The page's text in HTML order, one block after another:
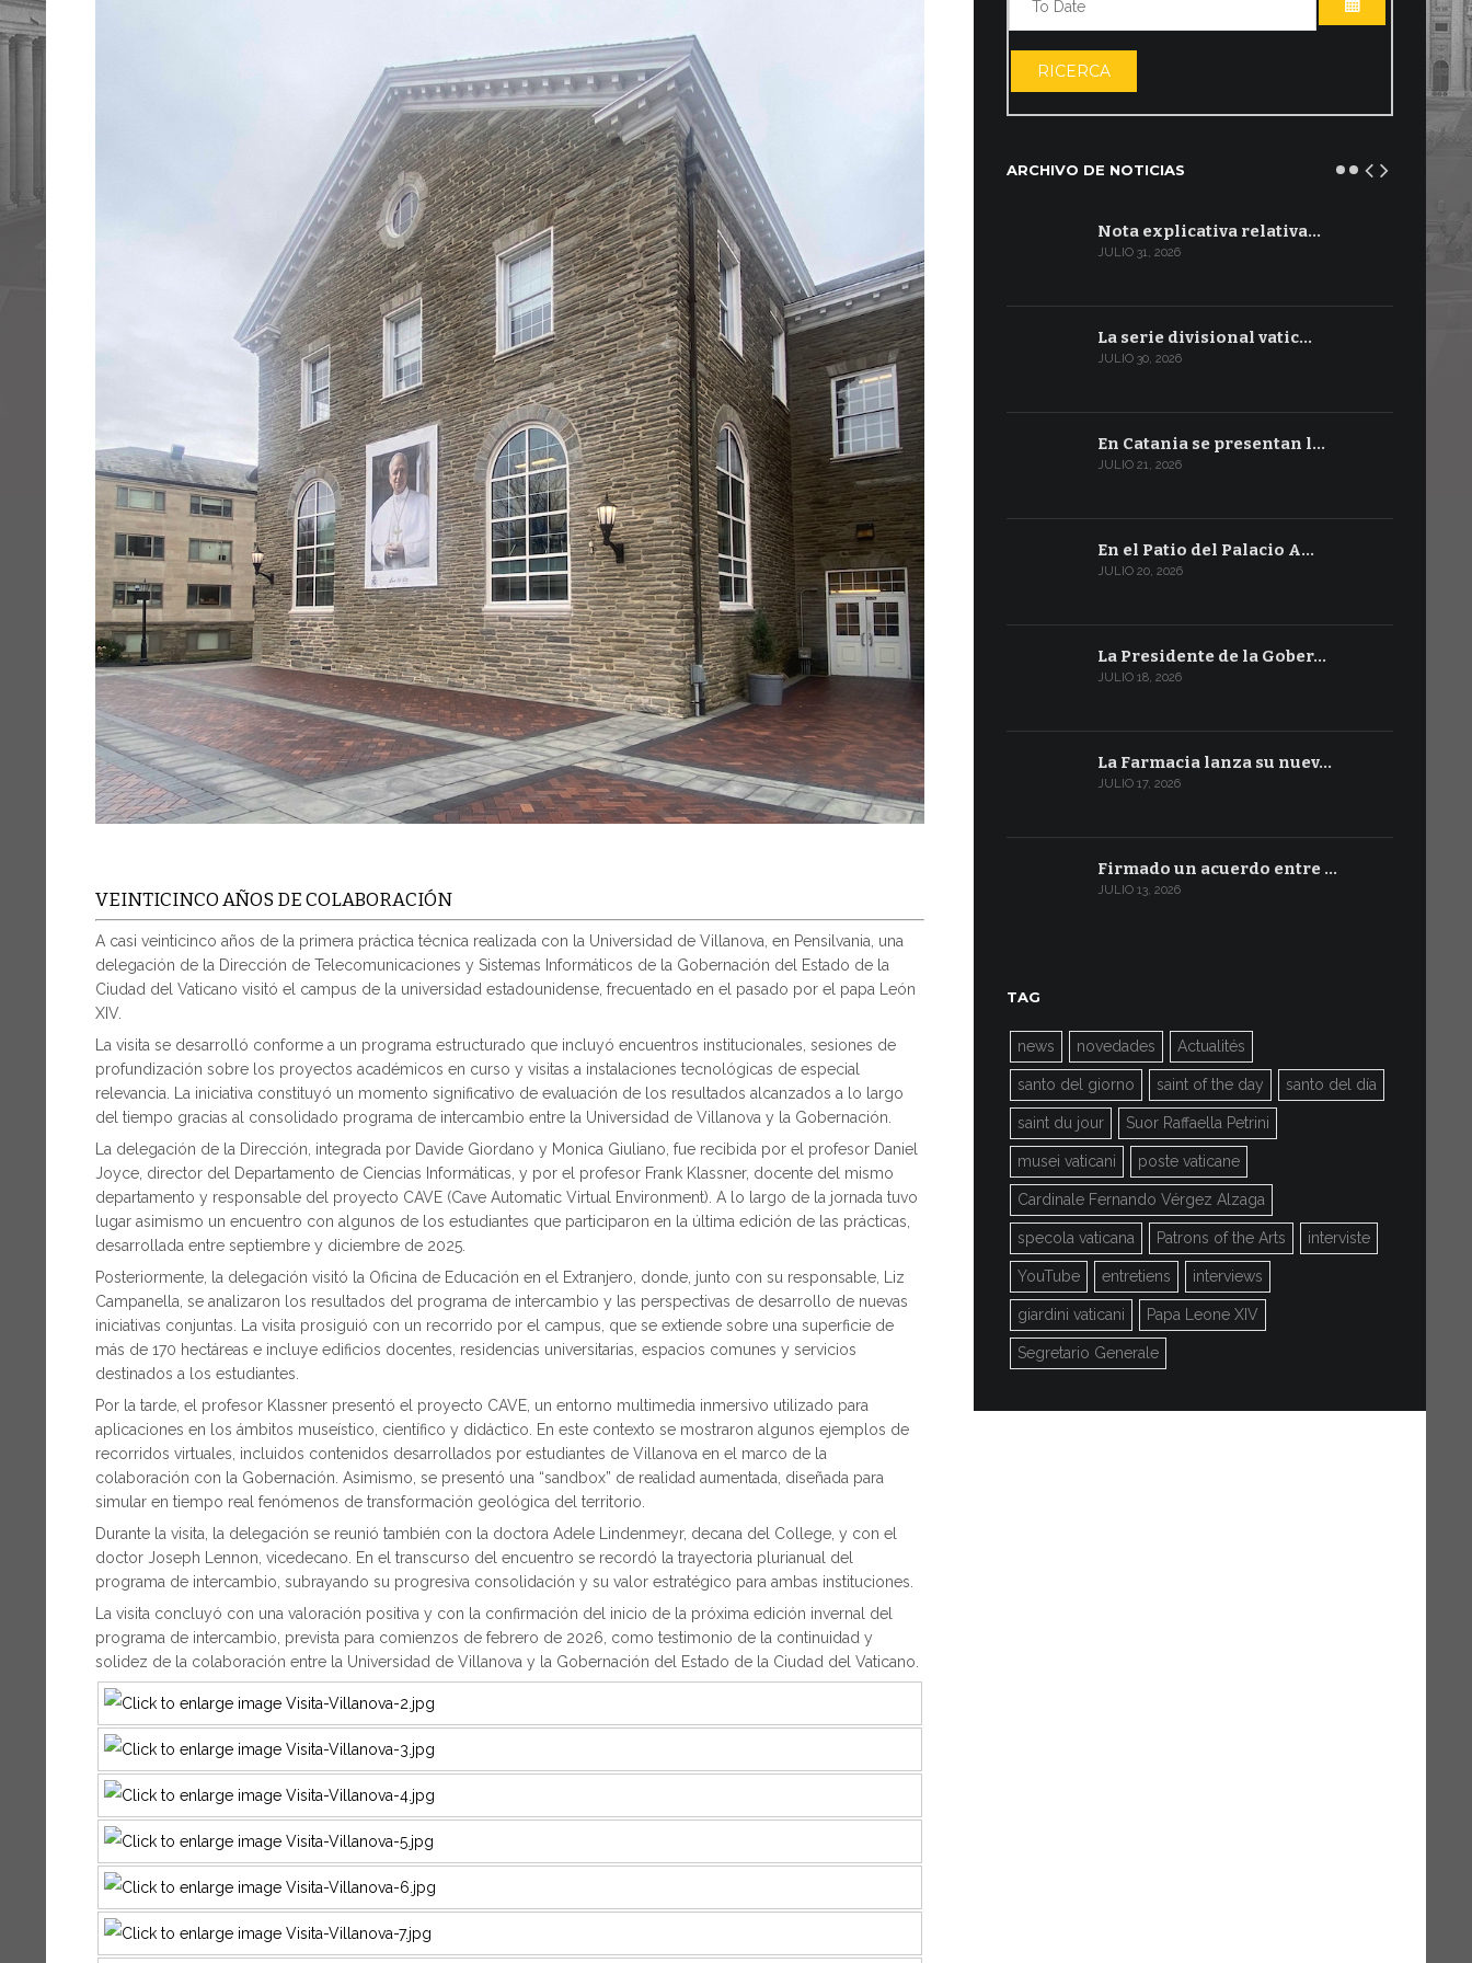
VEINTICINCO AÑOS DE COLABORACIÓN
A casi veinticinco años de la primera práctica técnica realizada con la Universidad de Villanova, en Pensilvania, una
delegación de la Dirección de Telecomunicaciones y Sistemas Informáticos de la Gobernación del Estado de la
Ciudad del Vaticano visitó el campus de la universidad estadounidense, frecuentado en el pasado por el papa León
XIV.
La visita se desarrolló conforme a un programa estructurado que incluyó encuentros institucionales, sesiones de
profundización sobre los proyectos académicos en curso y visitas a instalaciones tecnológicas de especial
relevancia. La iniciativa constituyó un momento significativo de evaluación de los resultados alcanzados a lo largo
del tiempo gracias al consolidado programa de intercambio entre la Universidad de Villanova y la Gobernación.
La delegación de la Dirección, integrada por Davide Giordano y Monica Giuliano, fue recibida por el profesor Daniel
Joyce, director del Departamento de Ciencias Informáticas, y por el profesor Frank Klassner, docente del mismo
departamento y responsable del proyecto CAVE (Cave Automatic Virtual Environment). A lo largo de la jornada tuvo
lugar asimismo un encuentro con algunos de los estudiantes que participaron en la última edición de las prácticas,
desarrollada entre septiembre y diciembre de 2025.
Posteriormente, la delegación visitó la Oficina de Educación en el Extranjero, donde, junto con su responsable, Liz
Campanella, se analizaron los resultados del programa de intercambio y las perspectivas de desarrollo de nuevas
iniciativas conjuntas. La visita prosiguió con un recorrido por el campus, que se extiende sobre una superficie de
más de 170 hectáreas e incluye edificios docentes, residencias universitarias, espacios comunes y servicios
destinados a los estudiantes.
Por la tarde, el profesor Klassner presentó el proyecto CAVE, un entorno multimedia inmersivo utilizado para
aplicaciones en los ámbitos museístico, científico y didáctico. En este contexto se mostraron algunos ejemplos de
recorridos virtuales, incluidos contenidos desarrollados por estudiantes de Villanova en el marco de la
colaboración con la Gobernación. Asimismo, se presentó una “sandbox” de realidad aumentada, diseñada para
simular en tiempo real fenómenos de transformación geológica del territorio.
Durante la visita, la delegación se reunió también con la doctora Adele Lindenmeyr, decana del College, y con el
doctor Joseph Lennon, vicedecano. En el transcurso del encuentro se recordó la trayectoria plurianual del
programa de intercambio, subrayando su progresiva consolidación y su valor estratégico para ambas instituciones.
La visita concluyó con una valoración positiva y con la confirmación del inicio de la próxima edición invernal del
programa de intercambio, prevista para comienzos de febrero de 2026, como testimonio de la continuidad y
solidez de la colaboración entre la Universidad de Villanova y la Gobernación del Estado de la Ciudad del Vaticano.
ABRIR EL
RICERCA
ARCHIVO DE NOTICIAS
Nota explicativa relativa…
JULIO 31, 2026
La serie divisional vatic…
JULIO 30, 2026
En Catania se presentan l…
JULIO 21, 2026
En el Patio del Palacio A…
JULIO 20, 2026
La Presidente de la Gober…
JULIO 18, 2026
La Farmacia lanza su nuev…
JULIO 17, 2026
Firmado un acuerdo entre …
JULIO 13, 2026
TAG
news novedades Actualités
santo del giorno saint of the day santo del día
saint du jour Suor Raffaella Petrini
musei vaticani poste vaticane
Cardinale Fernando Vérgez Alzaga
specola vaticana Patrons of the Arts interviste
YouTube entretiens interviews
giardini vaticani Papa Leone XIV
Segretario Generale